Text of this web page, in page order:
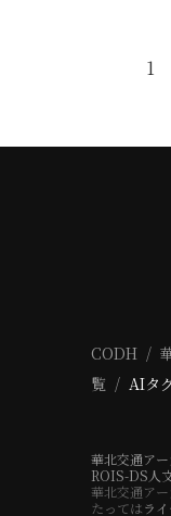
1
CODH
覧
AIタ
華北交通ア
ROIS-DS人
華北交通ア
たってはラ